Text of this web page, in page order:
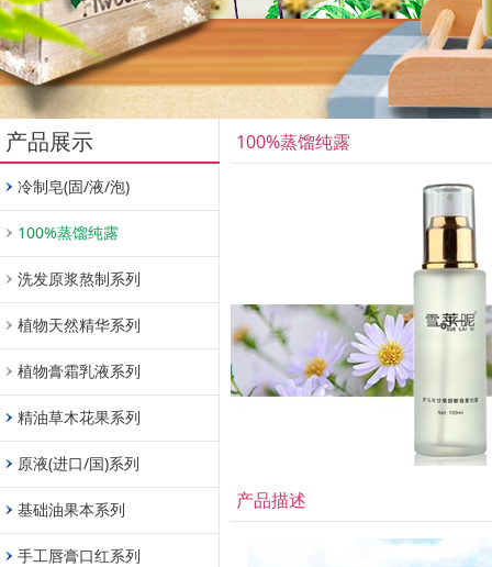
产品展示
冷制皂(固/液/泡)
100%蒸馏纯露
洗发原浆熬制系列
植物天然精华系列
植物膏霜乳液系列
精油草木花果系列
原液(进口/国)系列
基础油果本系列
手工唇膏口红系列
100%蒸馏纯露
产品描述